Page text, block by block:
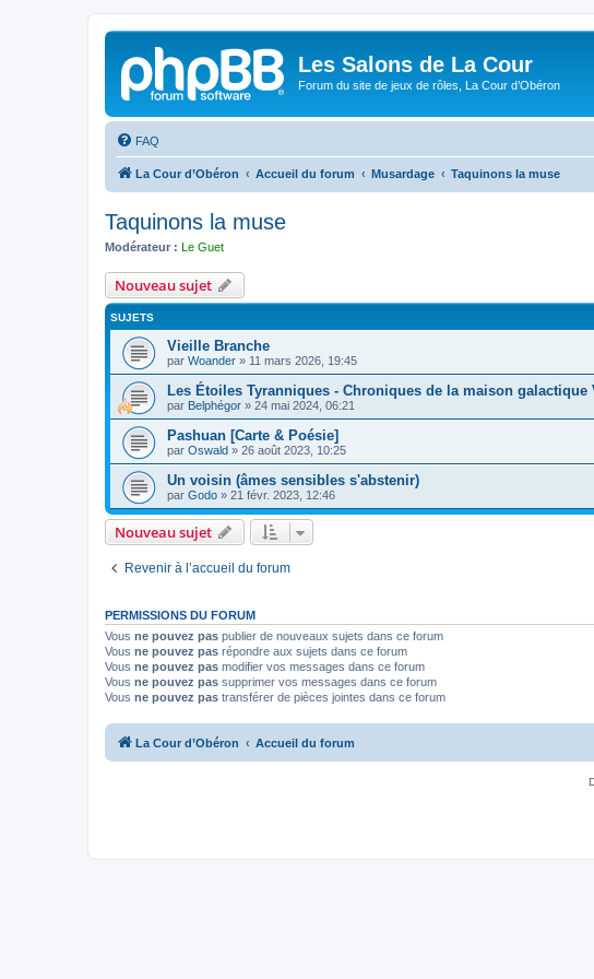
Les Salons de La Cour
Forum du site de jeux de rôles, La Cour d’Obéron
FAQ
La Cour d’Obéron Accueil du forum Musardage Taquinons la muse
Taquinons la muse
Modérateur : Le Guet
Nouveau sujet
SUJETS
Vieille Branche
par Woander » 11 mars 2026, 19:45
Les Étoiles Tyranniques - Chroniques de la maison galactique
par Belphégor » 24 mai 2024, 06:21
Pashuan [Carte & Poésie]
par Oswald » 26 août 2023, 10:25
Un voisin (âmes sensibles s'abstenir)
par Godo » 21 févr. 2023, 12:46
Nouveau sujet
Revenir à l’accueil du forum
PERMISSIONS DU FORUM
Vous ne pouvez pas publier de nouveaux sujets dans ce forum
Vous ne pouvez pas répondre aux sujets dans ce forum
Vous ne pouvez pas modifier vos messages dans ce forum
Vous ne pouvez pas supprimer vos messages dans ce forum
Vous ne pouvez pas transférer de pièces jointes dans ce forum
La Cour d’Obéron Accueil du forum